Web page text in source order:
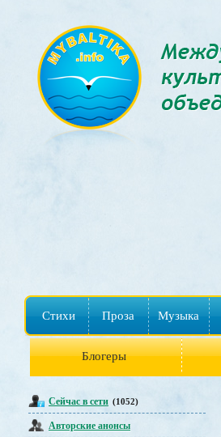
Стихи Проза Музыка
Блогеры
Сейчас в сети (1052)
Авторские анонсы